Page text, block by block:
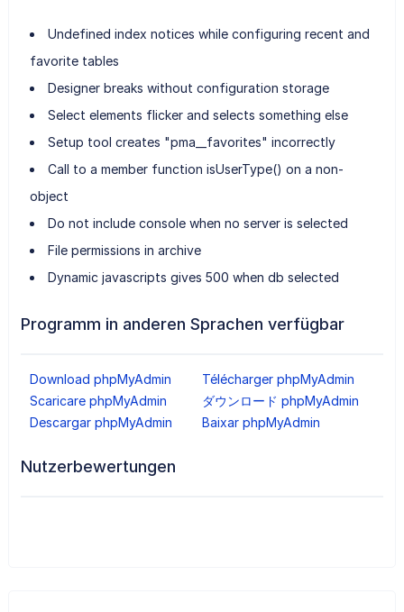
Undefined index notices while configuring recent and
favorite tables
Designer breaks without configuration storage
Select elements flicker and selects something else
Setup tool creates "pma__favorites" incorrectly
Call to a member function isUserType() on a non-
object
Do not include console when no server is selected
File permissions in archive
Dynamic javascripts gives 500 when db selected
Programm in anderen Sprachen verfügbar
Download phpMyAdmin
Télécharger phpMyAdmin
Scaricare phpMyAdmin
ダウンロード phpMyAdmin
Descargar phpMyAdmin
Baixar phpMyAdmin
Nutzerbewertungen